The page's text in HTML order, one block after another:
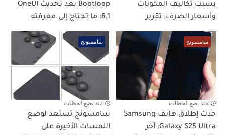
بسبب تكاليف المكونات
وأسعار الصرف: تقرير
Bootloop بعد تحديث OneUI
6.1: ما تحتاج إلى معرفته
سامسونج
منذ بضع لحظات
حدث إطلاق هاتف Samsung
Galaxy S25 Ultra: آخر
سامسونج
منذ بضع لحظات
سامسونج تستعد لوضع
اللمسات الأخيرة على